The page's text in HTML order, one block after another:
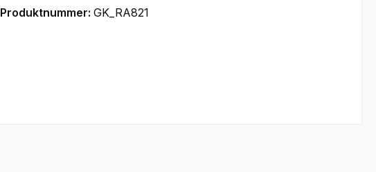
Produktnummer: GK_RA821